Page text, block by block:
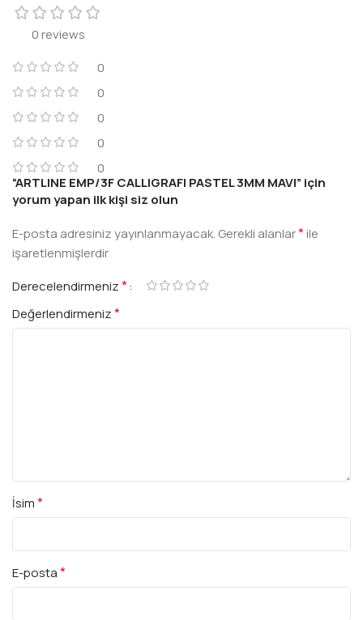
0 reviews
0
0
0
0
0
“ARTLINE EMP/3F CALLIGRAFI PASTEL 3MM MAVI” için
yorum yapan ilk kişi siz olun
E-posta adresiniz yayınlanmayacak. Gerekli alanlar*ile
işaretlenmişlerdir
Derecelendirmeniz*
Değerlendirmeniz*
İsim*
E-posta*